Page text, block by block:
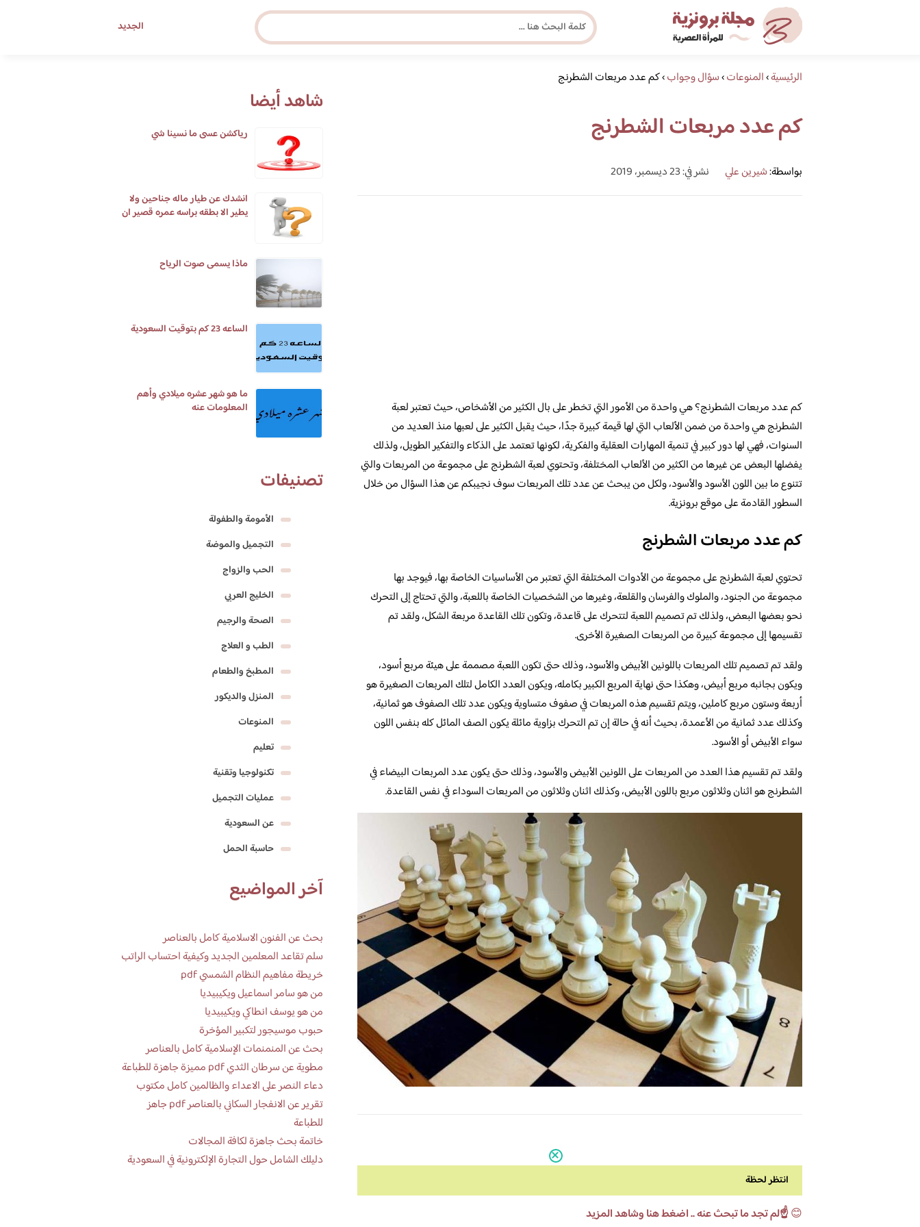
الجديد
مجلة برونزية للفتاة العصرية الرئيسية›المنوعات›سؤال وجواب›كم عدد مربعات الشطرنج
كم عدد مربعات الشطرنج
بواسطة:شيرين علي نشر في: 23 ديسمبر، 2019
كم عدد مربعات الشطرنج؟ هي واحدة من الأمور التي تخطر على بال الكثير من الأشخاص، حيث تعتبر لعبة
الشطرنج هي واحدة من ضمن الألعاب التي لها قيمة كبيرة جدًا، حيث يقبل الكثير على لعبها منذ العديد من
السنوات، فهي لها دور كبير في تنمية المهارات العقلية والفكرية، لكونها تعتمد على الذكاء والتفكير الطويل، ولذلك
يفضلها البعض عن غيرها من الكثير من الألعاب المختلفة، وتحتوي لعبة الشطرنج على مجموعة من المربعات والتي
تتنوع ما بين اللون الأسود والأسود، ولكل من يبحث عن عدد تلك المربعات سوف نجيبكم عن هذا السؤال من خلال
السطور القادمة على موقع برونزية.
كم عدد مربعات الشطرنج
تحتوي لعبة الشطرنج على مجموعة من الأدوات المختلفة التي تعتبر من الأساسيات الخاصة بها، فيوجد بها
مجموعة من الجنود، والملوك والفرسان والقلعة، وغيرها من الشخصيات الخاصة باللعبة، والتي تحتاج إلى التحرك
نحو بعضها البعض، ولذلك تم تصميم اللعبة لتتحرك على قاعدة، وتكون تلك القاعدة مربعة الشكل، ولقد تم
تقسيمها إلى مجموعة كبيرة من المربعات الصغيرة الأخرى.
ولقد تم تصميم تلك المربعات باللونين الأبيض والأسود، وذلك حتى تكون اللعبة مصممة على هيئة مربع أسود،
ويكون بجانبه مربع أبيض، وهكذا حتى نهاية المربع الكبير بكامله، ويكون العدد الكامل لتلك المربعات الصغيرة هو
أربعة وستون مربع كاملين، ويتم تقسيم هذه المربعات في صفوف متساوية ويكون عدد تلك الصفوف هو ثمانية،
وكذلك عدد ثمانية من الأعمدة، بحيث أنه في حالة إن تم التحرك بزاوية مائلة يكون الصف المائل كله بنفس اللون
سواء الأبيض أو الأسود.
ولقد تم تقسيم هذا العدد من المربعات على اللونين الأبيض والأسود، وذلك حتى يكون عدد المربعات البيضاء في
الشطرنج هو اثنان وثلاثون مربع باللون الأبيض، وكذلك اثنان وثلاثون من المربعات السوداء في نفس القاعدة.
انتظر لحظة
😊☝️لم تجد ما تبحث عنه .. اضغط هنا وشاهد المزيد
شاهد أيضا
رياكشن عسى ما نسينا شي
انشدك عن طيار ماله جناحين ولا
يطير الا بطقه براسه عمره قصير ان
ماذا يسمى صوت الرياح
الساعه 23 كم بتوقيت السعودية
ما هو شهر عشره ميلادي وأهم
المعلومات عنه
تصنيفات
الأمومة والطفولة
التجميل والموضة
الحب والزواج
الخليج العربي
الصحة والرجيم
الطب و العلاج
المطبخ والطعام
المنزل والديكور
المنوعات
تعليم
تكنولوجيا وتقنية
عمليات التجميل
عن السعودية
حاسبة الحمل
آخر المواضيع
بحث عن الفنون الاسلامية كامل بالعناصر
سلم تقاعد المعلمين الجديد وكيفية احتساب الراتب
خريطة مفاهيم النظام الشمسي pdf
من هو سامر اسماعيل ويكيبيديا
من هو يوسف انطاكي ويكيبيديا
حبوب موسيجور لتكبير المؤخرة
بحث عن المنمنمات الإسلامية كامل بالعناصر
مطوية عن سرطان الثدي pdf مميزة جاهزة للطباعة
دعاء النصر على الاعداء والظالمين كامل مكتوب
تقرير عن الانفجار السكاني بالعناصر pdf جاهز
للطباعة
خاتمة بحث جاهزة لكافة المجالات
دليلك الشامل حول التجارة الإلكترونية في السعودية